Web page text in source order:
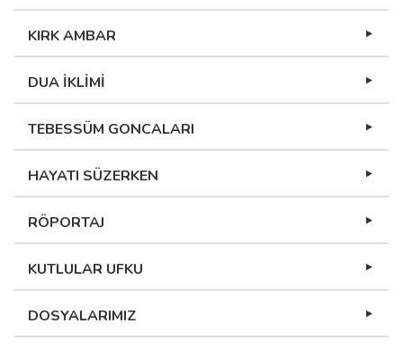
KIRK AMBAR
DUA İKLİMİ
TEBESSÜM GONCALARI
HAYATI SÜZERKEN
RÖPORTAJ
KUTLULAR UFKU
DOSYALARIMIZ